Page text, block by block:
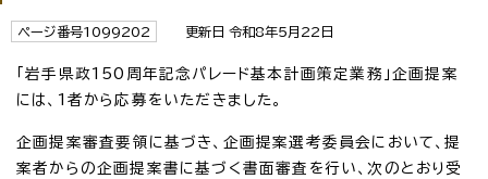
ページ番号1099202 更新日 令和8年5月22日
「岩手県政150周年記念パレード基本計画策定業務」企画提案
には、1者から応募をいただきました。
企画提案審査要領に基づき、企画提案選考委員会において、提
案者からの企画提案書に基づく書面審査を行い、次のとおり受